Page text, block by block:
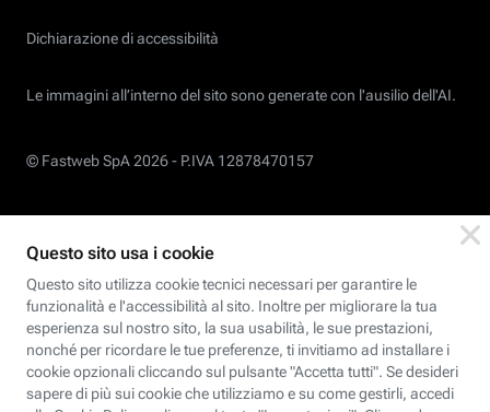
Dichiarazione di accessibilità
Le immagini all’interno del sito sono generate con l'ausilio dell'AI.
© Fastweb SpA 2026 - P.IVA 12878470157